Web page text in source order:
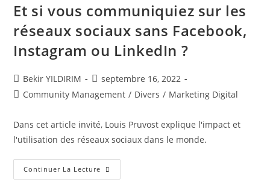
Et si vous communiquiez sur les
réseaux sociaux sans Facebook,
Instagram ou LinkedIn ?
Auteur/autrice
de
Bekir YILDIRIM
Publication
publiée :
septembre 16, 2022
PostCommunity Management / Divers / Marketing Digital
Dans cet article invité, Louis Pruvost explique l'impact et
l'utilisation des réseaux sociaux dans le monde.
Continuer La Lecture Et
Si